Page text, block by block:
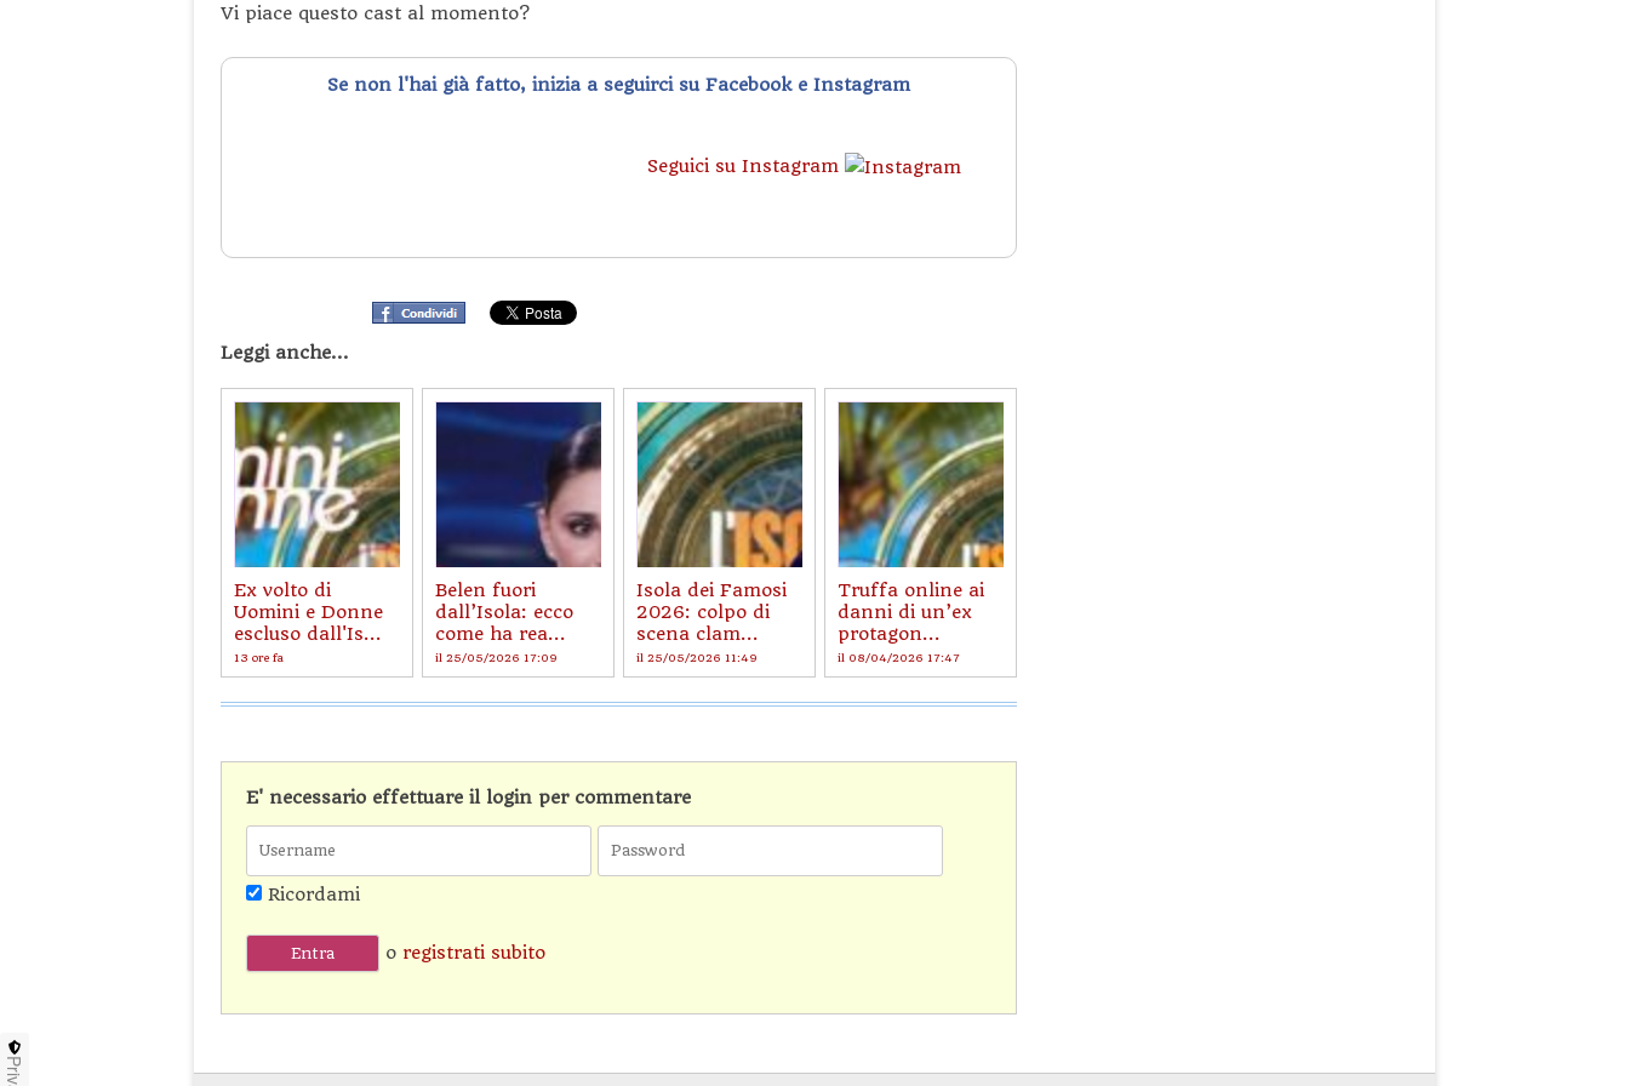
Vi piace questo cast al momento?
Se non l'hai già fatto, inizia a seguirci su Facebook e Instagram
Seguici su Instagram
Leggi anche...
Ex volto di
Uomini e Donne
escluso dall'Is...
13 ore fa
Belen fuori
dall’Isola: ecco
come ha rea...
il 25/05/2026 17:09
Isola dei Famosi
2026: colpo di
scena clam...
il 25/05/2026 11:49
Truffa online ai
danni di un’ex
protagon...
il 08/04/2026 17:47
E' necessario effettuare il login per commentare
Ricordami
o registrati subito